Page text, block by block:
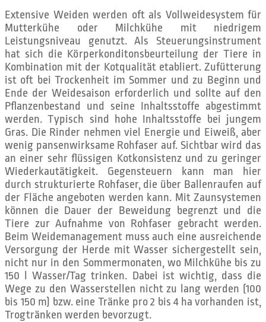
Extensive Weiden werden oft als Vollweidesystem für
Mutterkühe oder Milchkühe mit niedrigem
Leistungsniveau genutzt. Als Steuerungsinstrument
hat sich die Körperkonditonsbeurteilung der Tiere in
Kombination mit der Kotqualität etabliert. Zufütterung
ist oft bei Trockenheit im Sommer und zu Beginn und
Ende der Weidesaison erforderlich und sollte auf den
Pflanzenbestand und seine Inhaltsstoffe abgestimmt
werden. Typisch sind hohe Inhaltsstoffe bei jungem
Gras. Die Rinder nehmen viel Energie und Eiweiß, aber
wenig pansenwirksame Rohfaser auf. Sichtbar wird das
an einer sehr flüssigen Kotkonsistenz und zu geringer
Wiederkautätigkeit. Gegensteuern kann man hier
durch strukturierte Rohfaser, die über Ballenraufen auf
der Fläche angeboten werden kann. Mit Zaunsystemen
können die Dauer der Beweidung begrenzt und die
Tiere zur Aufnahme von Rohfaser gebracht werden.
Beim Weidemanagement muss auch eine ausreichende
Versorgung der Herde mit Wasser sichergestellt sein,
nicht nur in den Sommermonaten, wo Milchkühe bis zu
150 l Wasser/Tag trinken. Dabei ist wichtig, dass die
Wege zu den Wasserstellen nicht zu lang werden (100
bis 150 m) bzw. eine Tränke pro 2 bis 4 ha vorhanden ist,
Trogtränken werden bevorzugt.